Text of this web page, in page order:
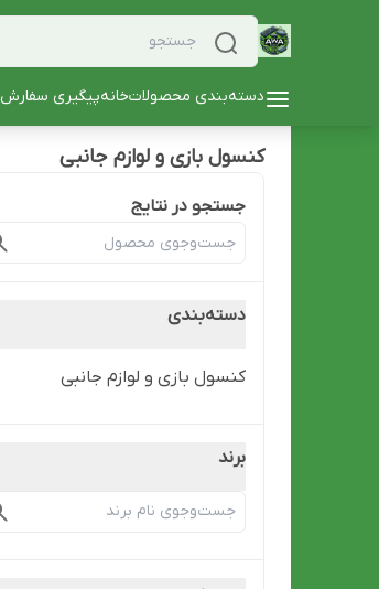
دسته‌بندی محصولاتخانهپیگیری سفارش
کنسول بازی و لوازم جانبی
جستجو در نتایج
دسته‌بندی
کنسول بازی و لوازم جانبی
برند